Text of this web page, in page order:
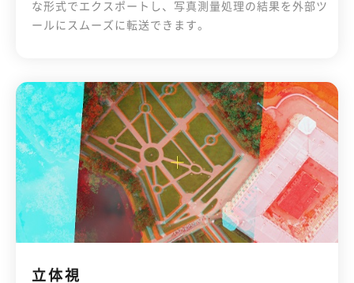
な形式でエクスポートし、写真測量処理の結果を外部ツ
ールにスムーズに転送できます。
立体視